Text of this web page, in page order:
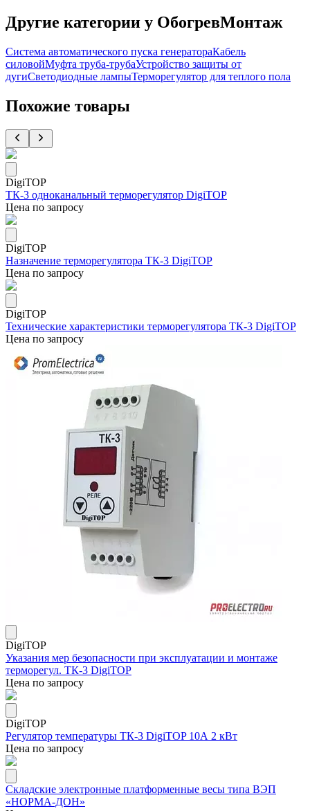
Другие категории у ОбогревМонтаж
Система автоматического пуска генератораКабель
силовойМуфта труба-трубаУстройство защиты от
дугиСветодиодные лампыТерморегулятор для теплого пола
Похожие товары
DigiTOP
ТК-3 одноканальный терморегулятор DigiTOP
Цена по запросу
DigiTOP
Назначение терморегулятора ТК-3 DigiTOP
Цена по запросу
DigiTOP
Технические характеристики терморегулятора ТК-3 DigiTOP
Цена по запросу
DigiTOP
Указания мер безопасности при эксплуатации и монтаже
терморегул. ТК-3 DigiTOP
Цена по запросу
DigiTOP
Регулятор температуры ТК-3 DigiTOP 10А 2 кВт
Цена по запросу
Складские электронные платформенные весы типа ВЭП
«НОРМА-ДОН»